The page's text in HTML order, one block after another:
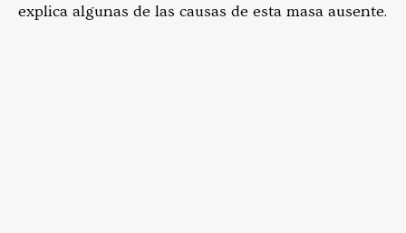
explica algunas de las causas de esta masa ausente.